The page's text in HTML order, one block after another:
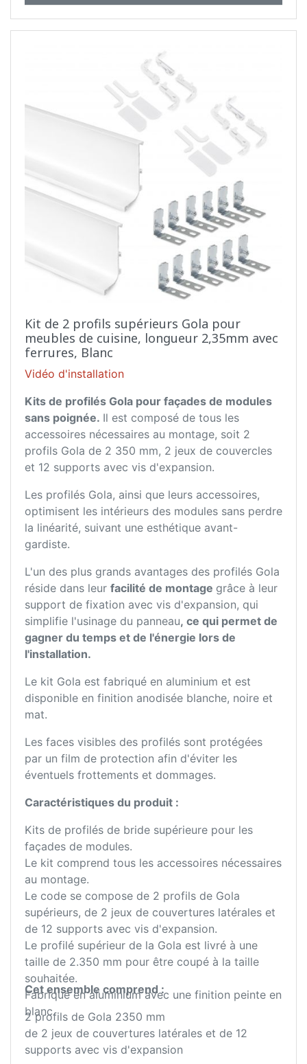
Kit de 2 profils supérieurs Gola pour
meubles de cuisine, longueur 2,35mm avec
ferrures, Blanc
Vidéo d'installation
Kits de profilés Gola pour façades de modules
sans poignée. Il est composé de tous les
accessoires nécessaires au montage, soit 2
profils Gola de 2 350 mm, 2 jeux de couvercles
et 12 supports avec vis d'expansion.
Les profilés Gola, ainsi que leurs accessoires,
optimisent les intérieurs des modules sans perdre
la linéarité, suivant une esthétique avant-
gardiste.
L'un des plus grands avantages des profilés Gola
réside dans leur facilité de montage grâce à leur
support de fixation avec vis d'expansion, qui
simplifie l'usinage du panneau, ce qui permet de
gagner du temps et de l'énergie lors de
l'installation.
Le kit Gola est fabriqué en aluminium et est
disponible en finition anodisée blanche, noire et
mat.
Les faces visibles des profilés sont protégées
par un film de protection afin d'éviter les
éventuels frottements et dommages.
Caractéristiques du produit :
Kits de profilés de bride supérieure pour les
façades de modules.
Le kit comprend tous les accessoires nécessaires
au montage.
Le code se compose de 2 profils de Gola
supérieurs, de 2 jeux de couvertures latérales et
de 12 supports avec vis d'expansion.
Le profilé supérieur de la Gola est livré à une
taille de 2.350 mm pour être coupé à la taille
souhaitée.
Fabriqué en aluminium avec une finition peinte en
blanc.
Cet ensemble comprend :
2 profils de Gola 2350 mm
de 2 jeux de couvertures latérales et de 12
supports avec vis d'expansion